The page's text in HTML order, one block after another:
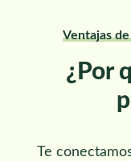
Ventajas
¿Por
Te